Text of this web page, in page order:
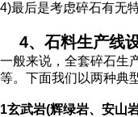
4)最后是考虑碎石有无
4、石料生产线
一般来说，全套碎石生
等。下面我们以两种典
1玄武岩(辉绿岩、安山